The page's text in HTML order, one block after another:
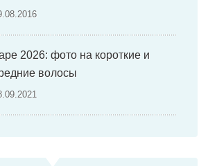
2026: фото на короткие и
волосы